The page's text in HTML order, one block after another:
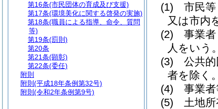
(1)
市民
又は市内
(2)
事業
人をいう
(3)
公共
者を除く
(4)
事業
(5)
土地
第16条(市民団体の育成及び支援)
第17条(環境美化に関する啓発の実施)
第18条(職員による指導、命令、質問
等)
第19条(罰則)
第20条
第21条(顕彰)
第22条(委任)
附則
附則 (平成18年条例第32号)
附則 (令和2年条例第9号)